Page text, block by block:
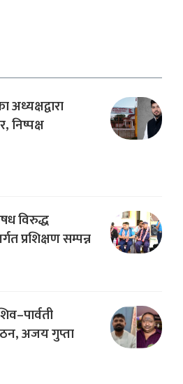
निष्पक्ष
विरुद्ध
प्रशिक्षण सम्पन्न
अजय गुप्ता